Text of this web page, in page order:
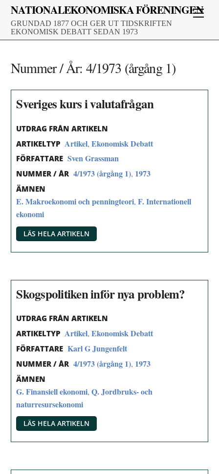
Skip
content
NATIONALEKONOMISKA FÖRENINGEN
GRUNDAD 1877 OCH GER UT TIDSKRIFTEN
EKONOMISK DEBATT SEDAN 1973
Nummer / År: 4/1973 (årgång 1)
Sveriges kurs i valutafrågan
UTDRAG FRÅN ARTIKELN
ARTIKELTYP Artikel,Ekonomisk Debatt
FÖRFATTARE Sven Grassman
NUMMER / ÅR 4/1973 (årgång 1), 1973
ÄMNEN
E. Makroekonomi och penningteori,F. Internationell
ekonomi
LÄS HELA ARTIKELN
Skogspolitiken inför nya problem?
UTDRAG FRÅN ARTIKELN
ARTIKELTYP Artikel,Ekonomisk Debatt
FÖRFATTARE Karl G Jungenfelt
NUMMER / ÅR 4/1973 (årgång 1), 1973
ÄMNEN
G. Finansiell ekonomi,Q. Jordbruks- och
naturresursekonomi
LÄS HELA ARTIKELN